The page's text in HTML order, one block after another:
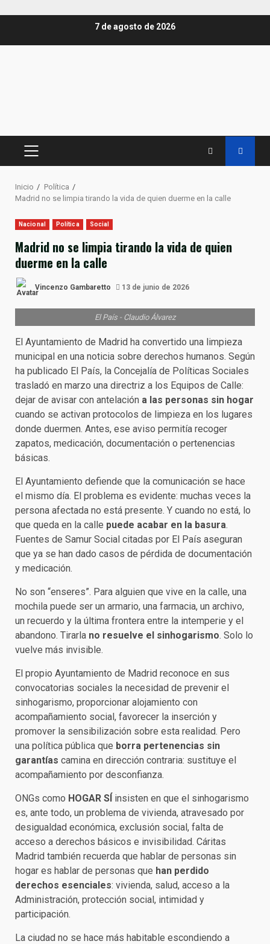
7 de agosto de 2026
MENÚ
Inicio
Política
Madrid no se limpia tirando la vida de quien duerme en la calle
Nacional Política Social
Madrid no se limpia tirando la vida de quien
duerme en la calle
Vincenzo Gambaretto 13 de junio de 2026
El País - Claudio Álvarez
El Ayuntamiento de Madrid ha convertido una limpieza
municipal en una noticia sobre derechos humanos. Según
ha publicado El País, la Concejalía de Políticas Sociales
trasladó en marzo una directriz a los Equipos de Calle:
dejar de avisar con antelación a las personas sin hogar
cuando se activan protocolos de limpieza en los lugares
donde duermen. Antes, ese aviso permitía recoger
zapatos, medicación, documentación o pertenencias
básicas.
El Ayuntamiento defiende que la comunicación se hace
el mismo día. El problema es evidente: muchas veces la
persona afectada no está presente. Y cuando no está, lo
que queda en la calle puede acabar en la basura.
Fuentes de Samur Social citadas por El País aseguran
que ya se han dado casos de pérdida de documentación
y medicación.
No son “enseres”. Para alguien que vive en la calle, una
mochila puede ser un armario, una farmacia, un archivo,
un recuerdo y la última frontera entre la intemperie y el
abandono. Tirarla no resuelve el sinhogarismo. Solo lo
vuelve más invisible.
El propio Ayuntamiento de Madrid reconoce en sus
convocatorias sociales la necesidad de prevenir el
sinhogarismo, proporcionar alojamiento con
acompañamiento social, favorecer la inserción y
promover la sensibilización sobre esta realidad. Pero
una política pública que borra pertenencias sin
garantías camina en dirección contraria: sustituye el
acompañamiento por desconfianza.
ONGs como HOGAR SÍ insisten en que el sinhogarismo
es, ante todo, un problema de vivienda, atravesado por
desigualdad económica, exclusión social, falta de
acceso a derechos básicos e invisibilidad. Cáritas
Madrid también recuerda que hablar de personas sin
hogar es hablar de personas que han perdido
derechos esenciales: vivienda, salud, acceso a la
Administración, protección social, intimidad y
participación.
La ciudad no se hace más habitable escondiendo a